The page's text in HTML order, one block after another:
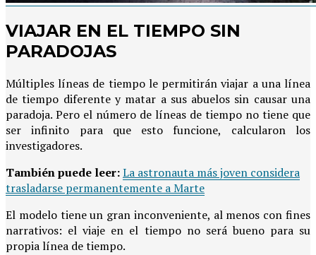
VIAJAR EN EL TIEMPO SIN
PARADOJAS
Múltiples líneas de tiempo le permitirán viajar a una línea
de tiempo diferente y matar a sus abuelos sin causar una
paradoja. Pero el número de líneas de tiempo no tiene que
ser infinito para que esto funcione, calcularon los
investigadores.
También puede leer:La astronauta más joven considera
trasladarse permanentemente a Marte
El modelo tiene un gran inconveniente, al menos con fines
narrativos: el viaje en el tiempo no será bueno para su
propia línea de tiempo.